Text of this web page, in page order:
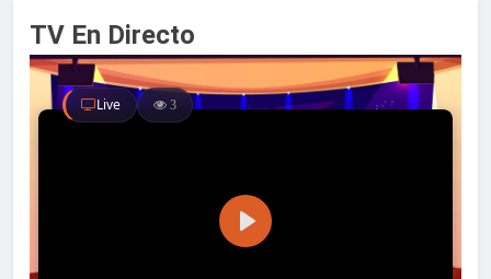
TV En Directo